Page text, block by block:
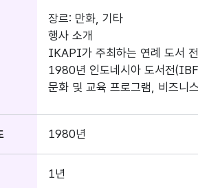
장르: 만화, 기타
행사 소개
IKAPI가 주최하는 연례 도서 전
1980년 인도네시아 도서전
문화 및 교육 프로그램, 비즈니
1980년
1년